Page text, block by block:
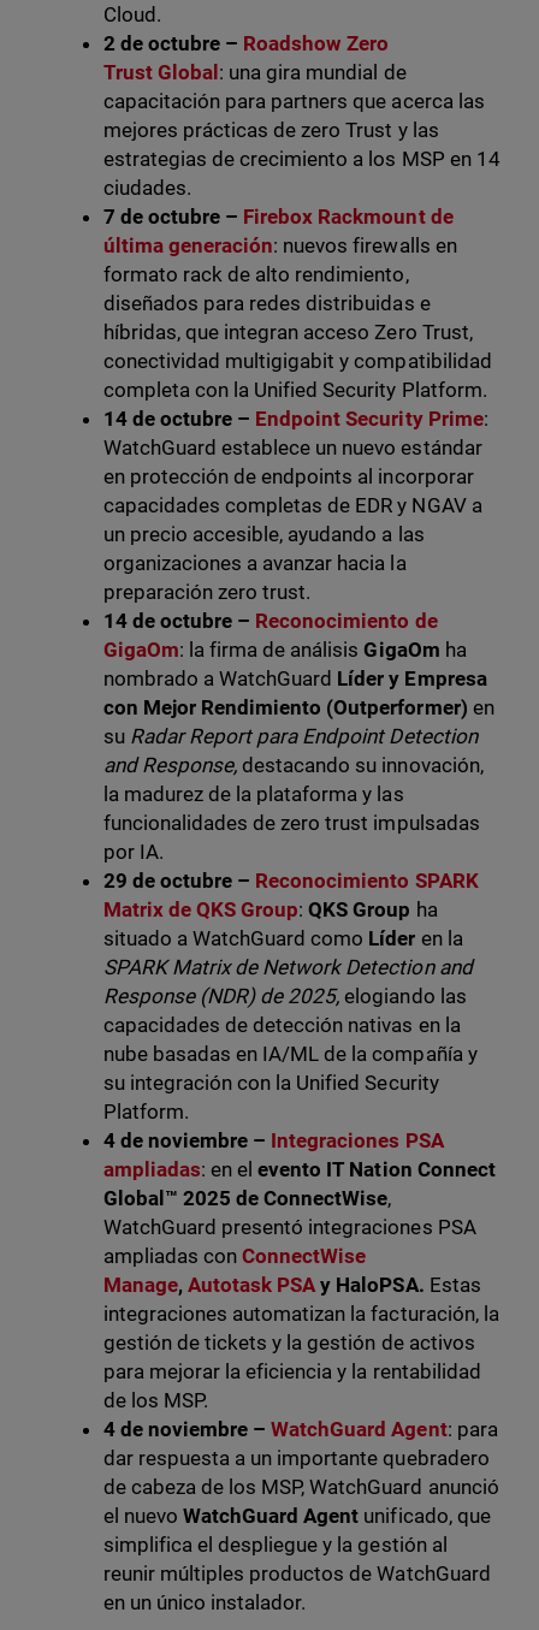
Cloud.
2 de octubre – Roadshow Zero
Trust Global : una gira mundial de
capacitación para partners que acerca las
mejores prácticas de zero Trust y las
estrategias de crecimiento a los MSP en 14
ciudades.
7 de octubre – Firebox Rackmount de
última generación: nuevos firewalls en
formato rack de alto rendimiento,
diseñados para redes distribuidas e
híbridas, que integran acceso Zero Trust,
conectividad multigigabit y compatibilidad
completa con la Unified Security Platform.
14 de octubre – Endpoint Security Prime:
WatchGuard establece un nuevo estándar
en protección de endpoints al incorporar
capacidades completas de EDR y NGAV a
un precio accesible, ayudando a las
organizaciones a avanzar hacia la
preparación zero trust.
14 de octubre – Reconocimiento de
GigaOm: la firma de análisisGigaOm ha
nombrado a WatchGuard Líder y Empresa
con Mejor Rendimiento (Outperformer) en
su Radar Report para Endpoint Detection
and Response, destacando su innovación,
la madurez de la plataforma y las
funcionalidades de zero trust impulsadas
por IA.
29 de octubre – Reconocimiento SPARK
Matrix de QKS Group:QKS Group ha
situado a WatchGuard como Líder en la
SPARK Matrix de Network Detection and
Response (NDR) de 2025, elogiando las
capacidades de detección nativas en la
nube basadas en IA/ML de la compañía y
su integración con la Unified Security
Platform.
4 de noviembre – Integraciones PSA
ampliadas: en elevento IT Nation Connect
Global™ 2025 de ConnectWise,
WatchGuard presentó integraciones PSA
ampliadas conConnectWise
Manage,Autotask PSAy HaloPSA. Estas
integraciones automatizan la facturación, la
gestión de tickets y la gestión de activos
para mejorar la eficiencia y la rentabilidad
de los MSP.
4 de noviembre –WatchGuard Agent: para
dar respuesta a un importante quebradero
de cabeza de los MSP, WatchGuard anunció
el nuevoWatchGuard Agent unificado, que
simplifica el despliegue y la gestión al
reunir múltiples productos de WatchGuard
en un único instalador.